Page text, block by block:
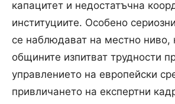
капацитет и недостатъчна
институциите. Особено
се наблюдават на местно ниво,
общините изпитват трудности
управлението на европейски
привличането на експертни